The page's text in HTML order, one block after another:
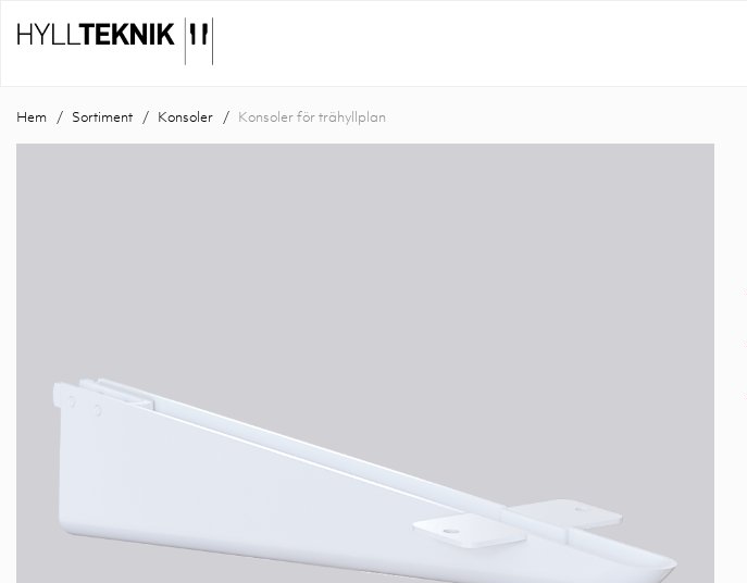
Hem Sortiment Konsoler Konsoler för trähyllplan